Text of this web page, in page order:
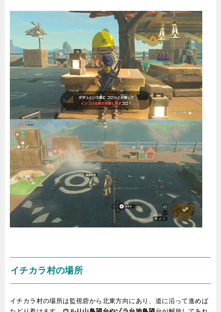
イチカラ村の場所
イチカラ村の場所は監視砦から北東方向にあり、道に沿って進めば